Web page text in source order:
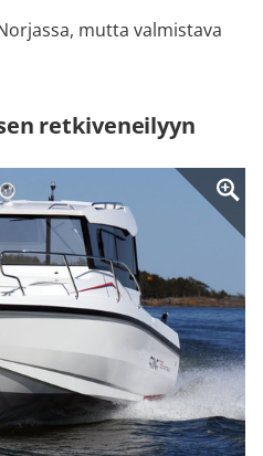
mutta valmistava
retkiveneilyyn